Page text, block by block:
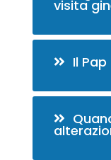
visita
Il